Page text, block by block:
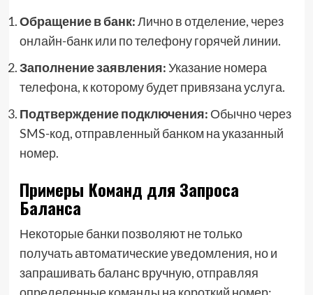
Обращение в банк:Лично в отделение, через
онлайн-банк или по телефону горячей линии.
Заполнение заявления:Указание номера
телефона, к которому будет привязана услуга.
Подтверждение подключения: Обычно через
SMS-код, отправленный банком на указанный
номер.
Примеры Команд для Запроса
Баланса
Некоторые банки позволяют не только
получать автоматические уведомления, но и
запрашивать баланс вручную, отправляя